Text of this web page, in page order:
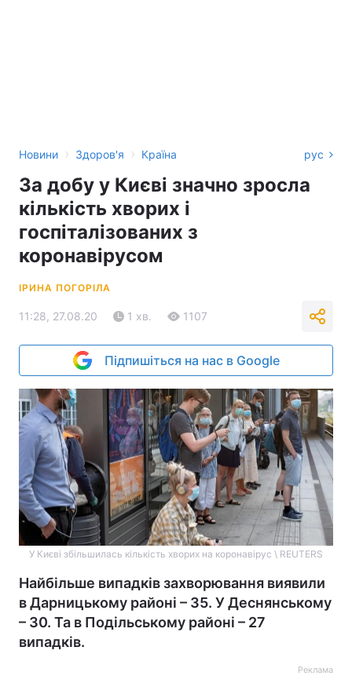
Новини › Здоров'я › Країна рус
За добу у Києві значно зросла
кількість хворих і
госпіталізованих з
коронавірусом
ІРИНА ПОГОРІЛА
11:28, 27.08.20 1 хв. 1107
Підпишіться на нас в Google
У Києві збільшилась кількість хворих на коронавірус \ REUTERS
Найбільше випадків захворювання виявили
в Дарницькому районі – 35. У Деснянському
– 30. Та в Подільському районі – 27
випадків.
Реклама